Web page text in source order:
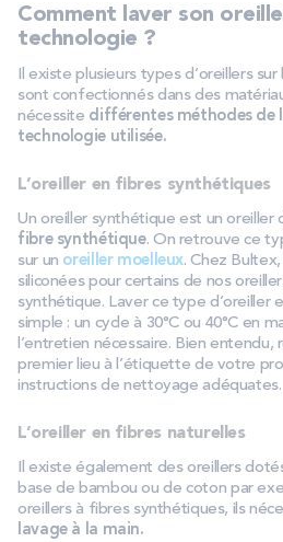
Comment laver son
technologie ?
Il existe plusieurs types d’oreillers
sont confectionnés dans des
nécessite différentes méthodes de
technologie utilisée.
L’oreiller en fibres synthétiques
Un oreiller synthétique est un oreiller
fibre synthétique. On retrouve ce
sur un oreiller moelleux. Chez
siliconées pour certains de nos
synthétique. Laver ce type d’oreiller
simple : un cycle à 30°C ou 40°C en
l’entretien nécessaire. Bien
premier lieu à l’étiquette de votre
instructions de nettoyage adéquates.
L’oreiller en fibres naturelles
Il existe également des oreillers
base de bambou ou de coton par
oreillers à fibres synthétiques, ils
lavage à la main.